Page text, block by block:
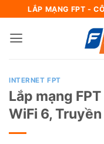
nội
LẮP MẠNG FPT -
INTERNET FPT
Lắp mạng
WiFi 6,